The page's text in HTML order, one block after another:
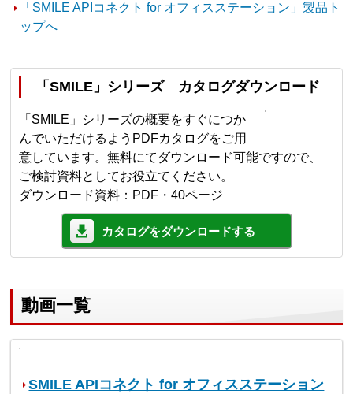
「SMILE APIコネクト for オフィスステーション」製品ト
ップへ
「SMILE」シリーズ カタログダウンロード
「SMILE」シリーズの概要をすぐにつか
んでいただけるようPDFカタログをご用
意しています。無料にてダウンロード可能ですので、
ご検討資料としてお役立てください。
ダウンロード資料：PDF・40ページ
カタログをダウンロードする
動画一覧
SMILE APIコネクト for オフィスステーション